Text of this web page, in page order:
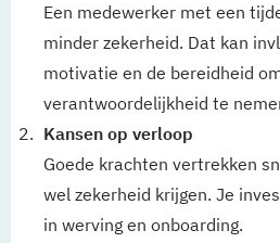
Een medewerker met een
minder zekerheid. Dat kan
motivatie en de bereidheid
verantwoordelijkheid te
Kansen op verloop
Goede krachten vertrekken
wel zekerheid krijgen. Je
in werving en onboarding.